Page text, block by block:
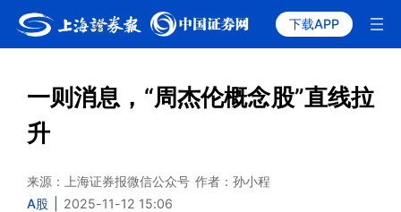
下载APP
一则消息，“周杰伦概念股”直线拉
升
来源：上海证券报微信公众号 作者：孙小程
A股
2025-11-12 15:06